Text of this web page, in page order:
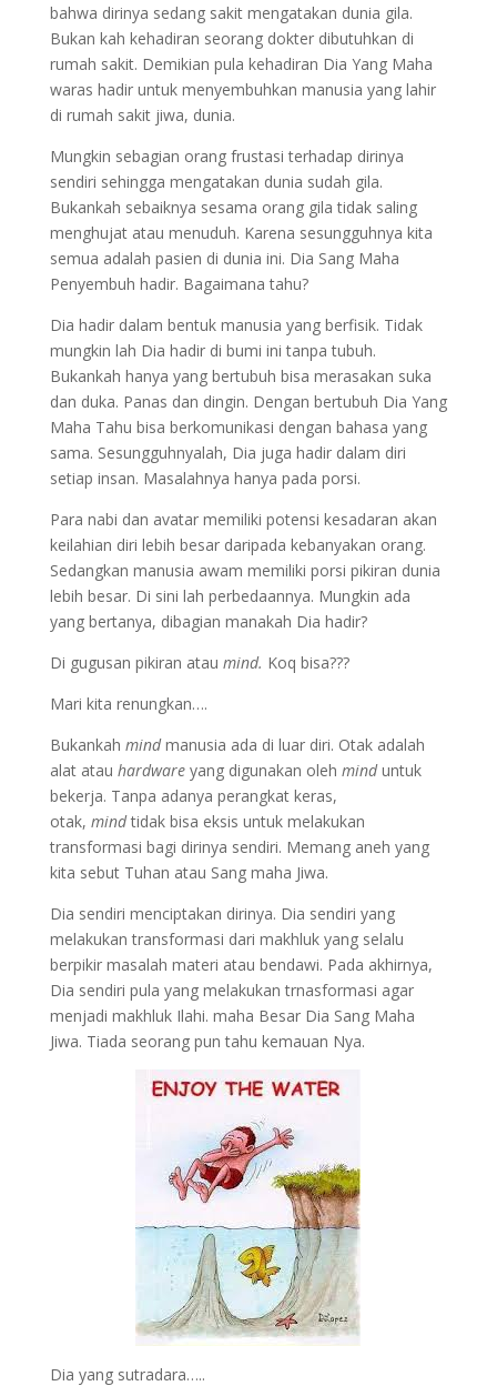
bahwa dirinya sedang sakit mengatakan dunia gila.
Bukan kah kehadiran seorang dokter dibutuhkan di
rumah sakit. Demikian pula kehadiran Dia Yang Maha
waras hadir untuk menyembuhkan manusia yang lahir
di rumah sakit jiwa, dunia.
Mungkin sebagian orang frustasi terhadap dirinya
sendiri sehingga mengatakan dunia sudah gila.
Bukankah sebaiknya sesama orang gila tidak saling
menghujat atau menuduh. Karena sesungguhnya kita
semua adalah pasien di dunia ini. Dia Sang Maha
Penyembuh hadir. Bagaimana tahu?
Dia hadir dalam bentuk manusia yang berfisik. Tidak
mungkin lah Dia hadir di bumi ini tanpa tubuh.
Bukankah hanya yang bertubuh bisa merasakan suka
dan duka. Panas dan dingin. Dengan bertubuh Dia Yang
Maha Tahu bisa berkomunikasi dengan bahasa yang
sama. Sesungguhnyalah, Dia juga hadir dalam diri
setiap insan. Masalahnya hanya pada porsi.
Para nabi dan avatar memiliki potensi kesadaran akan
keilahian diri lebih besar daripada kebanyakan orang.
Sedangkan manusia awam memiliki porsi pikiran dunia
lebih besar. Di sini lah perbedaannya. Mungkin ada
yang bertanya, dibagian manakah Dia hadir?
Di gugusan pikiran atau mind. Koq bisa???
Mari kita renungkan….
Bukankah mindmanusia ada di luar diri. Otak adalah
alat atau hardwareyang digunakan oleh minduntuk
bekerja. Tanpa adanya perangkat keras,
otak, mindtidak bisa eksis untuk melakukan
transformasi bagi dirinya sendiri. Memang aneh yang
kita sebut Tuhan atau Sang maha Jiwa.
Dia sendiri menciptakan dirinya. Dia sendiri yang
melakukan transformasi dari makhluk yang selalu
berpikir masalah materi atau bendawi. Pada akhirnya,
Dia sendiri pula yang melakukan trnasformasi agar
menjadi makhluk Ilahi. maha Besar Dia Sang Maha
Jiwa. Tiada seorang pun tahu kemauan Nya.
Dia yang sutradara…..